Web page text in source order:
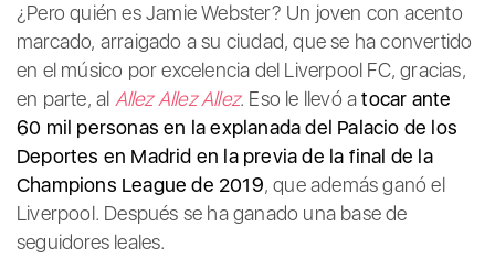
¿Pero quién es Jamie Webster? Un joven con acento
marcado, arraigado a su ciudad, que se ha convertido
en el músico por excelencia del Liverpool FC, gracias,
en parte, al Allez Allez Allez. Eso le llevó atocar ante
60 mil personas en la explanada del Palacio de los
Deportes en Madrid en la previa de la final de la
Champions League de 2019, que además ganó el
Liverpool. Después se ha ganado una base de
seguidores leales.